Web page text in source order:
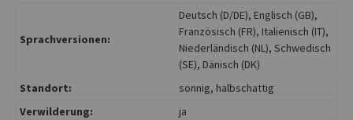
Sprachversionen:
Deutsch (D/DE), Englisch (GB),
Französisch (FR), Italienisch (IT),
Niederländisch (NL), Schwedisch
(SE), Dänisch (DK)
Standort:
sonnig, halbschattig
Verwilderung:
ja